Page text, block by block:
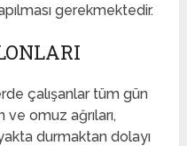
gerekmektedir.
çalışanlar tüm gün
omuz ağrıları,
durmaktan dolayı